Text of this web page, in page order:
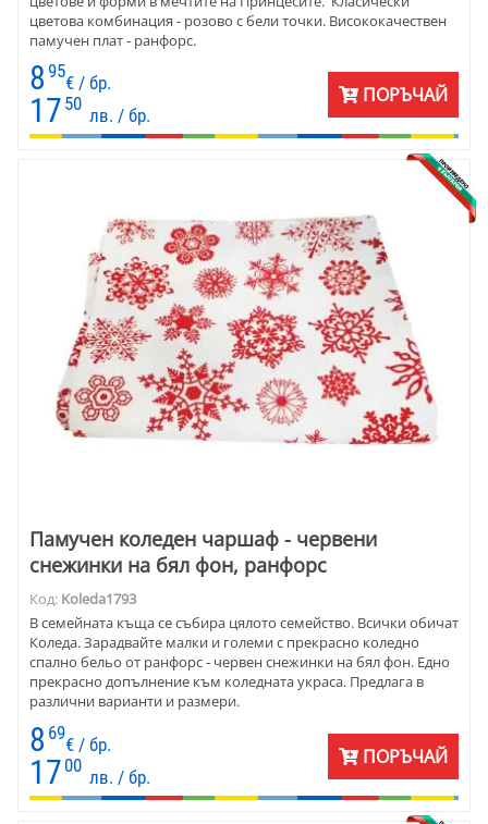
цветова комбинация - розово с бели точки. Висококачествен
памучен плат - ранфорс.
8 95
€ / бр.
17 50
лв. / бр.
ПОРЪЧАЙ
Памучен коледен чаршаф - червени
снежинки на бял фон, ранфорс
Код: Koleda1793
В семейната къща се събира цялото семейство. Всички обичат
Коледа. Зарадвайте малки и големи с прекрасно коледно
спално бельо от ранфорс - червен снежинки на бял фон. Едно
прекрасно допълнение към коледната украса. Предлага в
различни варианти и размери.
8 69
€ / бр.
17 00
лв. / бр.
ПОРЪЧАЙ